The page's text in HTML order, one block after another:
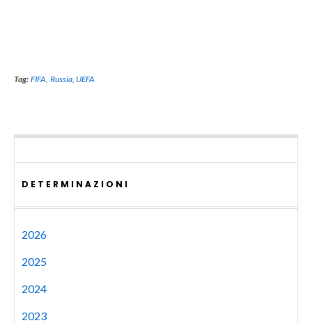
Tag: FIFA Russia, UEFA
DETERMINAZIONI
2026
2025
2024
2023